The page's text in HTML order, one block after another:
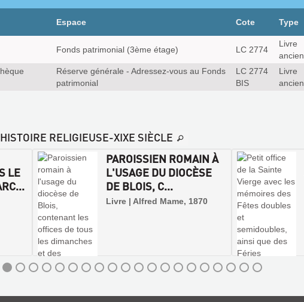
Espace Cote Type
Fonds patrimonial (3ème étage) LC 2774
Livre
ancien
Réserve générale - Adressez-vous au Fonds
patrimonial
LC 2774
BIS
Livre
ancien
RELIGIEUSE-XIXE SIÈCLE
PAROISSIEN ROMAIN À
L'USAGE DU DIOCÈSE
DE BLOIS, C...
Livre | Alfred Mame, 1870
LE